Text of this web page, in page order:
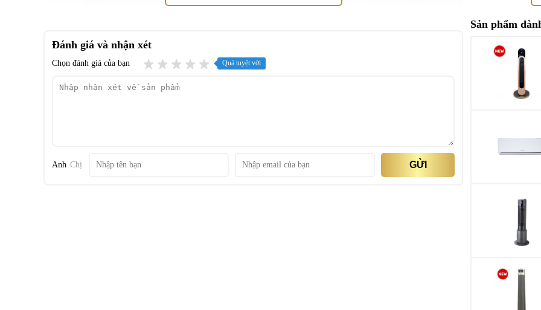
Đánh giá và nhận xét
Chọn đánh giá của bạn Quá tuyệt vời
Anh Chị GỬI
Thông tin sản
Thông
Loại máy
Công suất làm
Lưu lượng gió
Độ ồn trung bình
Dòng sản phẩm
Thời gian bảo
Thời gian bảo
Sản phẩm